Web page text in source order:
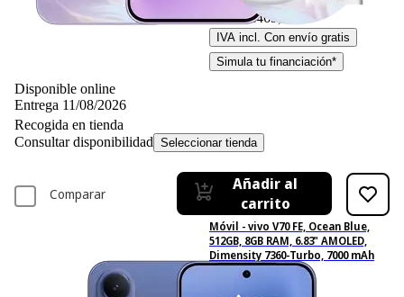
469,– €469,00€
IVA incl. Con envío gratis
Simula tu financiación*
Disponible online
Entrega 11/08/2026
Recogida en tienda
Consultar disponibilidad Seleccionar tienda
Comparar
Añadir al
carrito
Móvil - vivo V70 FE, Ocean Blue,
512GB, 8GB RAM, 6.83" AMOLED,
Dimensity 7360-Turbo, 7000 mAh